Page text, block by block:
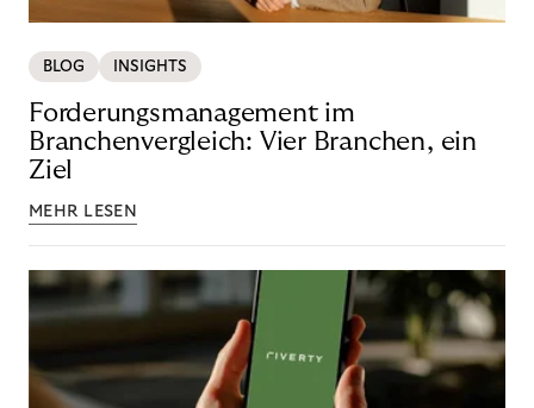
BLOG INSIGHTS
Forderungsmanagement im
Branchenvergleich: Vier Branchen, ein
Ziel
MEHR LESEN